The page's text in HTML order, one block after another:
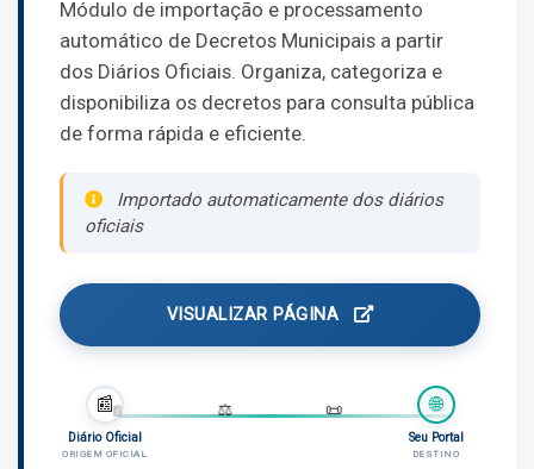
Módulo de importação e processamento
automático de Decretos Municipais a partir
dos Diários Oficiais. Organiza, categoriza e
disponibiliza os decretos para consulta pública
de forma rápida e eficiente.
Importado automaticamente dos diários
oficiais
VISUALIZAR PÁGINA
📰
Diário Oficial
ORIGEM OFICIAL
📄
📜 ⚖️
📄 🌐
Seu Portal
DESTINO